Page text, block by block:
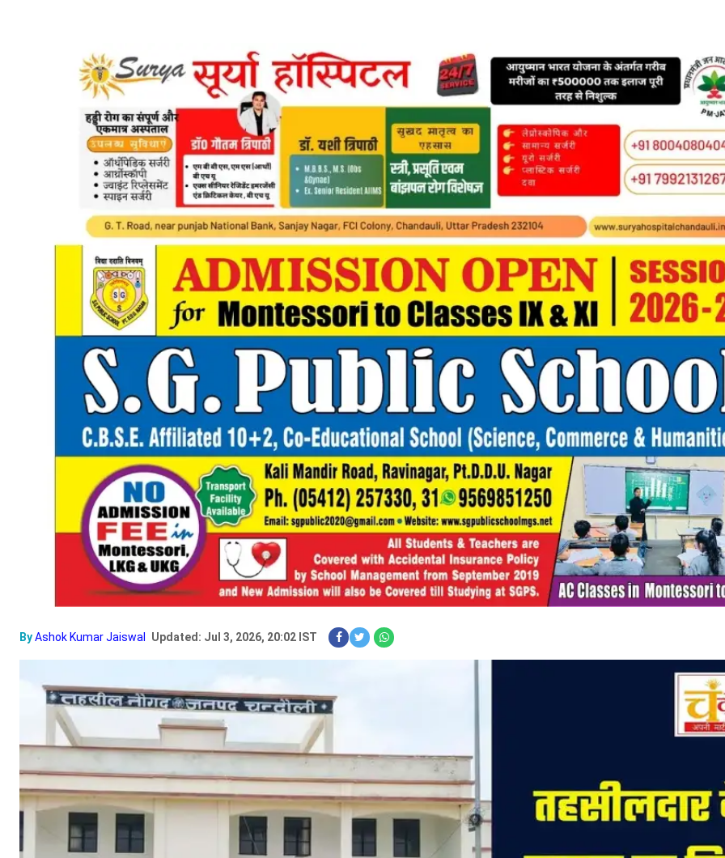
ByAshok Kumar Jaiswal Updated: Jul 3, 2026, 20:02 IST